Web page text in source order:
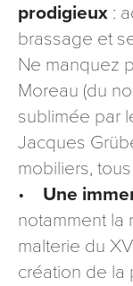
prodigieux :
brassage et
Ne manquez
Moreau (du
sublimée par
Jacques
mobiliers,
• Une
notamment la
malterie du
création de la